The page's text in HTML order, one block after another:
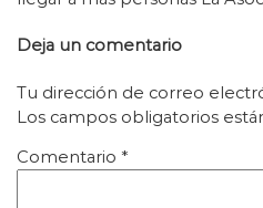
Deja un comentario
Tu dirección de correo
Los campos obligatorios
Comentario *